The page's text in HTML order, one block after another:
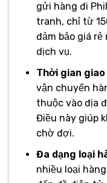
gửi hàng đi
tranh, chỉ từ
đảm bảo giá
dịch vụ.
Thời gian
vận chuyển
thuộc vào địa
Điều này giúp
chờ đợi.
Đa dạng loại
nhiều loại